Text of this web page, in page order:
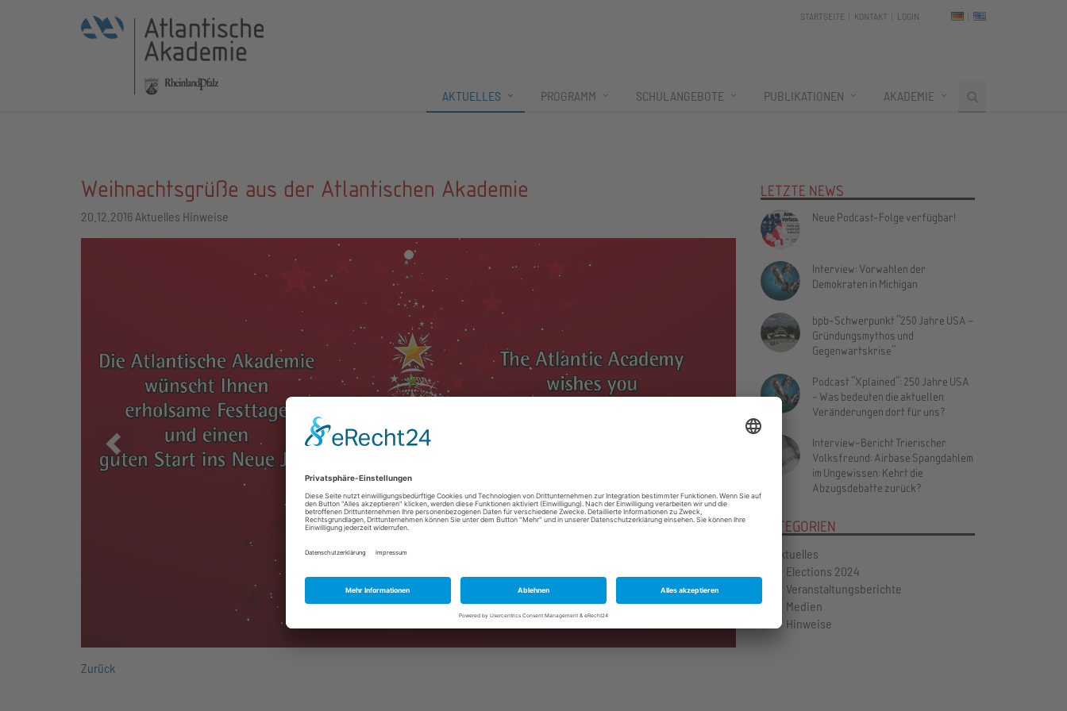
STARTSEITE KONTAKT LOGIN
AKTUELLES PROGRAMM SCHULANGEBOTE PUBLIKATIONEN AKADEMIE
Weihnachtsgrüße aus der Atlantischen Akademie
20.12.2016 Aktuelles Hinweise
Zurück
Zurück
LETZTE NEWS
Neue Podcast-Folge verfügbar!
Interview: Vorwahlen der
Demokraten in Michigan
bpb-Schwerpunkt "250 Jahre USA –
Gründungsmythos und
Gegenwartskrise"
Podcast "Xplained": 250 Jahre USA
– Was bedeuten die aktuellen
Veränderungen dort für uns?
Interview-Bericht Trierischer
Volksfreund: Airbase Spangdahlem
im Ungewissen: Kehrt die
Abzugsdebatte zurück?
KATEGORIEN
Aktuelles
Elections 2024
Veranstaltungsberichte
Medien
Hinweise